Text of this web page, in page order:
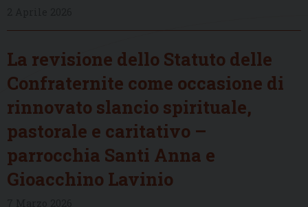
La revisione dello Statuto delle
Confraternite come occasione di
rinnovato slancio spirituale,
pastorale e caritativo –
parrocchia Santi Anna e
Gioacchino Lavinio